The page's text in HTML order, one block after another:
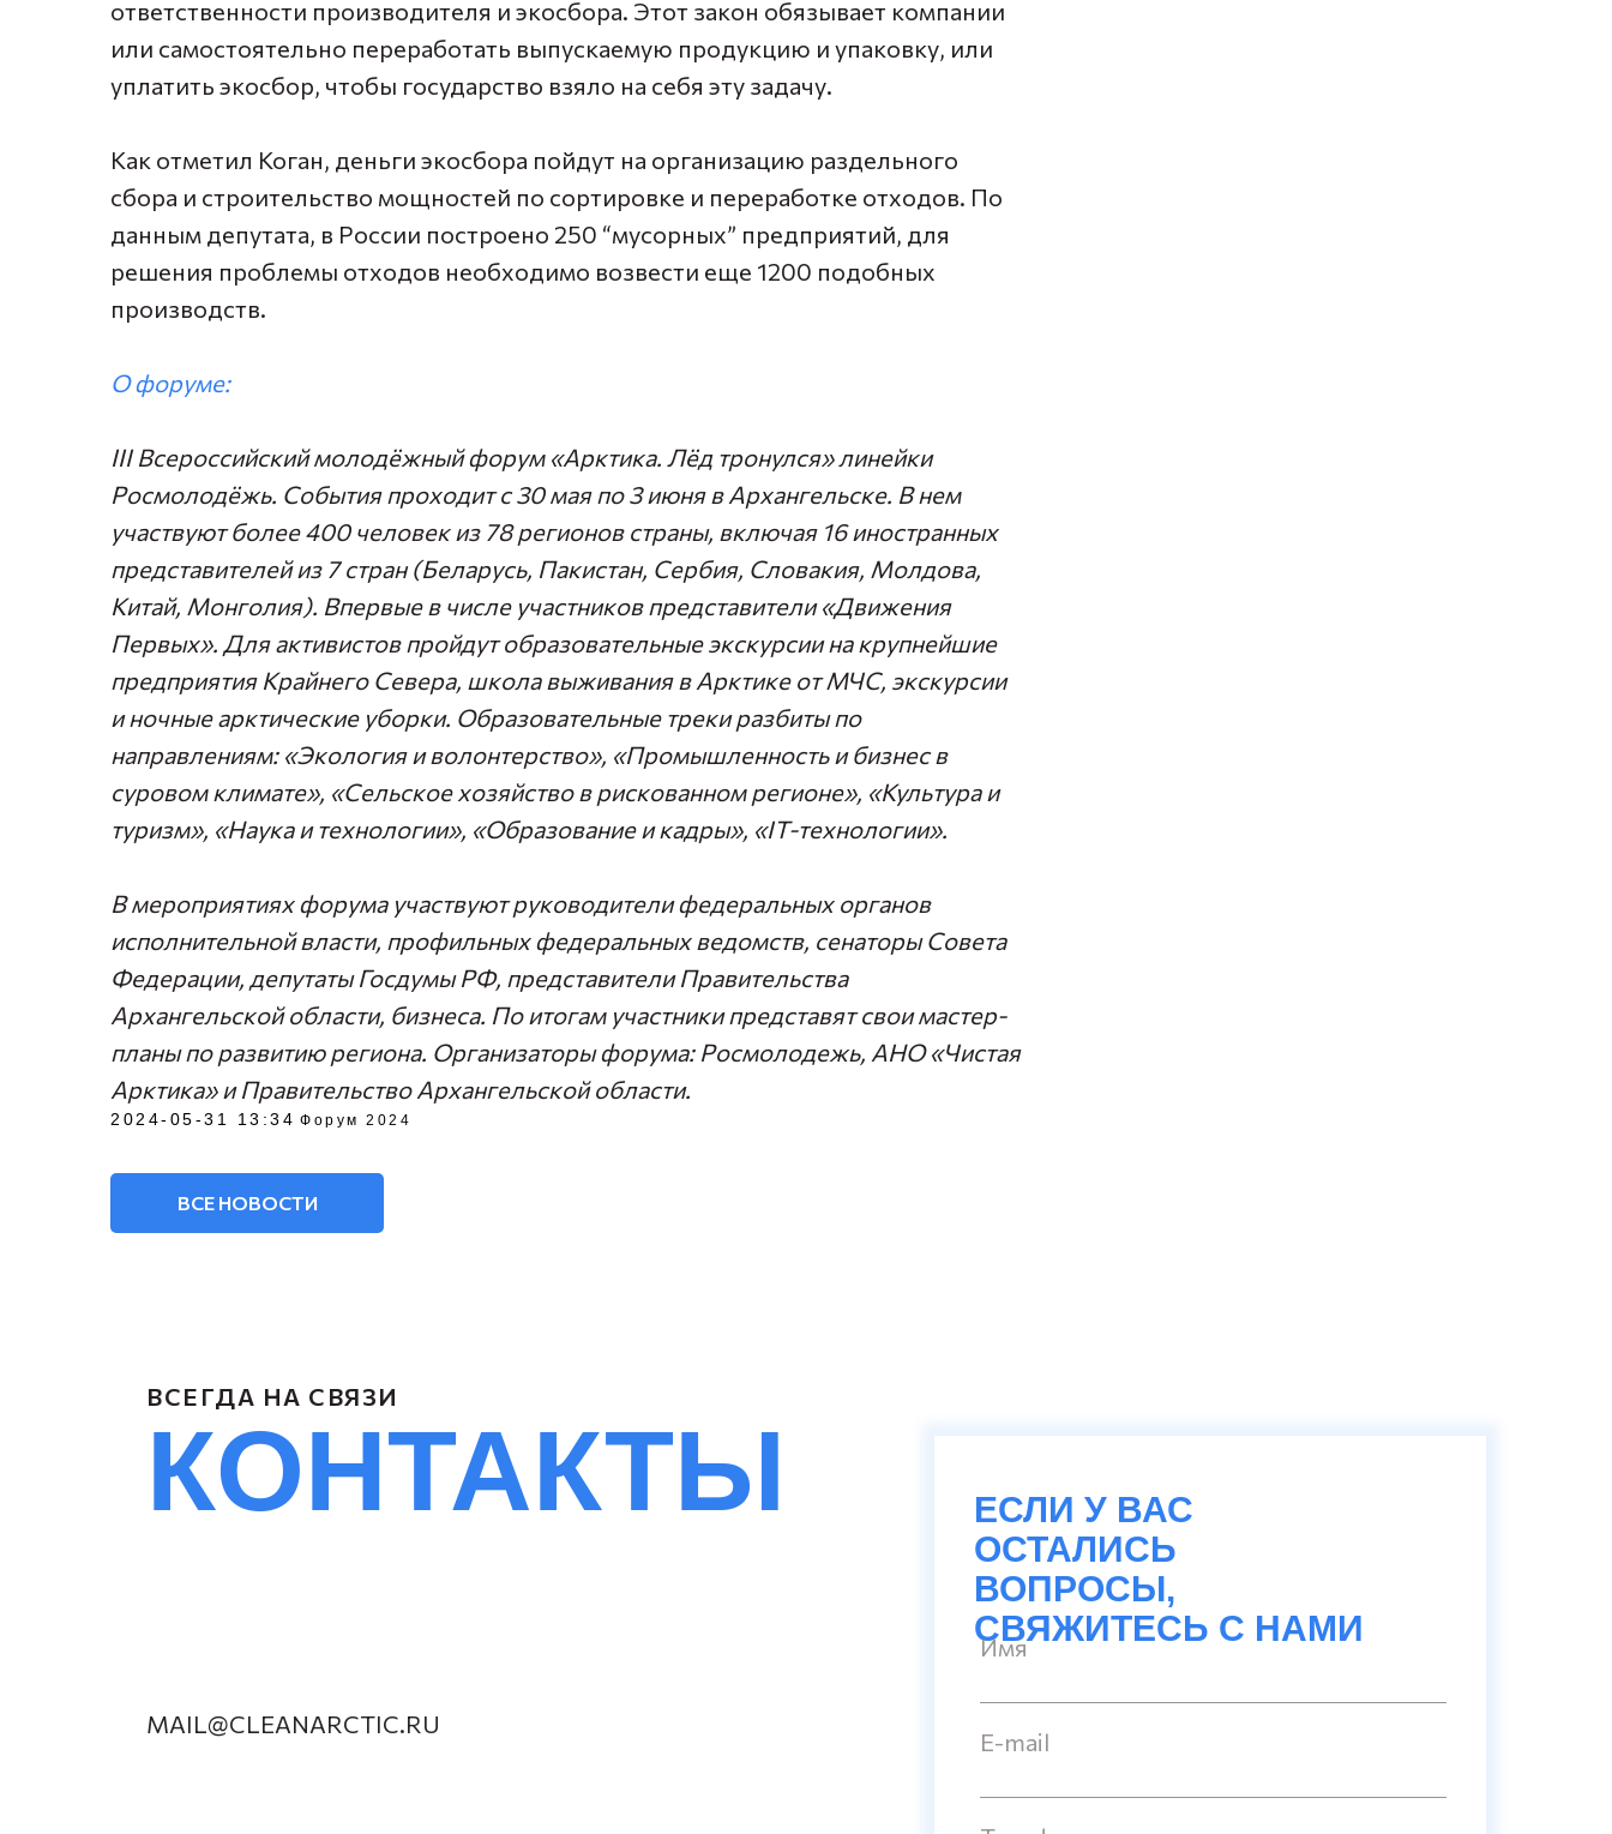
ответственности производителя и экосбора. Этот закон обязывает компании
или самостоятельно переработать выпускаемую продукцию и упаковку, или
уплатить экосбор, чтобы государство взяло на себя эту задачу.
Как отметил Коган, деньги экосбора пойдут на организацию раздельного
сбора и строительство мощностей по сортировке и переработке отходов. По
данным депутата, в России построено 250 “мусорных” предприятий, для
решения проблемы отходов необходимо возвести еще 1200 подобных
производств.
О форуме:
III Всероссийский молодёжный форум «Арктика. Лёд тронулся» линейки
Росмолодёжь. События проходит с 30 мая по 3 июня в Архангельске. В нем
участвуют более 400 человек из 78 регионов страны, включая 16 иностранных
представителей из 7 стран (Беларусь, Пакистан, Сербия, Словакия, Молдова,
Китай, Монголия). Впервые в числе участников представители «Движения
Первых». Для активистов пройдут образовательные экскурсии на крупнейшие
предприятия Крайнего Севера, школа выживания в Арктике от МЧС, экскурсии
и ночные арктические уборки. Образовательные треки разбиты по
направлениям: «Экология и волонтерство», «Промышленность и бизнес в
суровом климате», «Сельское хозяйство в рискованном регионе», «Культура и
туризм», «Наука и технологии», «Образование и кадры», «IT-технологии».
В мероприятиях форума участвуют руководители федеральных органов
исполнительной власти, профильных федеральных ведомств, сенаторы Совета
Федерации, депутаты Госдумы РФ, представители Правительства
Архангельской области, бизнеса. По итогам участники представят свои мастер-
планы по развитию региона. Организаторы форума: Росмолодежь, АНО «Чистая
Арктика» и Правительство Архангельской области.
2024-05-31 13:34 Форум 2024
ВСЕ НОВОСТИ
КОНТАКТЫ
ВСЕГДА НА СВЯЗИ
ЕСЛИ У ВАС
ОСТАЛИСЬ
ВОПРОСЫ,
СВЯЖИТЕСЬ С НАМИ
Имя
E-mail
MAIL@CLEANARCTIC.RU